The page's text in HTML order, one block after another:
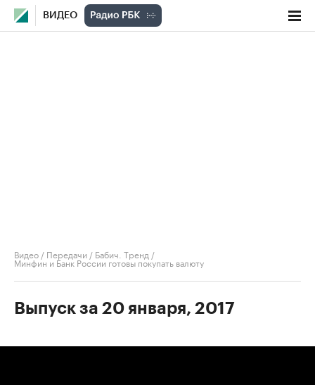
ВИДЕО
Видео / Передачи / Бабич. Тренд /
Минфин и Банк России готовы покупать валюту
Выпуск за 20 января, 2017